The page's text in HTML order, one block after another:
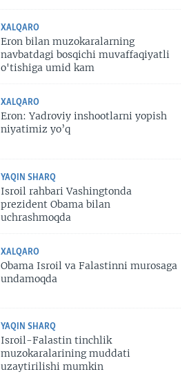
XALQARO
Eron bilan muzokaralarning
navbatdagi bosqichi muvaffaqiyatli
o'tishiga umid kam
XALQARO
Eron: Yadroviy inshootlarni yopish
niyatimiz yo’q
YAQIN SHARQ
Isroil rahbari Vashingtonda
prezident Obama bilan
uchrashmoqda
XALQARO
Obama Isroil va Falastinni murosaga
undamoqda
YAQIN SHARQ
Isroil-Falastin tinchlik
muzokaralarining muddati
uzaytirilishi mumkin